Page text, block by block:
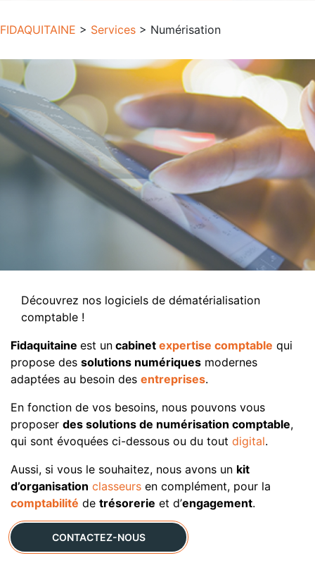
FIDAQUITAINE > Services > Numérisation
Découvrez nos logiciels de dématérialisation
comptable !
Fidaquitaine est un cabinet expertise comptable qui
propose des solutions numériques modernes
adaptées au besoin des entreprises.
En fonction de vos besoins, nous pouvons vous
proposer des solutions de numérisation comptable,
qui sont évoquées ci-dessous ou du tout digital.
Aussi, si vous le souhaitez, nous avons un kit
d’organisation classeurs en complément, pour la
comptabilité de trésorerie et d’engagement.
CONTACTEZ-NOUS